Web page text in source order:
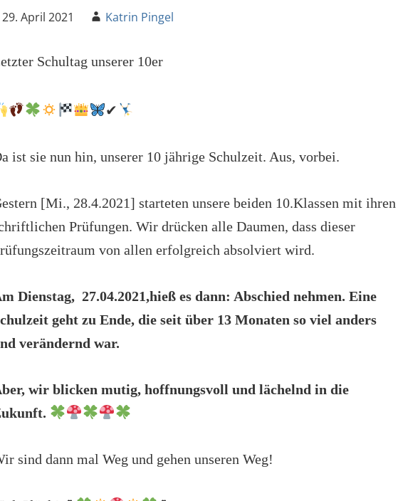
29. April 2021 Katrin Pingel
Schultag unserer 10er
✔
ist sie nun hin, unserer 10 jährige Schulzeit. Aus, vorbei.
[Mi., 28.4.2021] starteten unsere beiden 10.Klassen mit ihren
Prüfungen. Wir drücken alle Daumen, dass dieser
von allen erfolgreich absolviert wird.
Dienstag, 27.04.2021,hieß es dann: Abschied nehmen. Eine
geht zu Ende, die seit über 13 Monaten so viel anders
verändernd war.
wir blicken mutig, hoffnungsvoll und lächelnd in die
sind dann mal Weg und gehen unseren Weg!